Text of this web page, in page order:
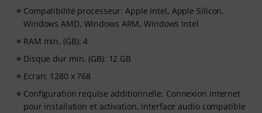
Compatibilité processeur: Apple Intel, Apple Silicon,
Windows AMD, Windows ARM, Windows Intel
RAM min. (GB): 4
Disque dur min. (GB): 12 GB
Ecran: 1280 x 768
Configuration requise additionnelle: Connexion Internet
pour installation et activation, interface audio compatible